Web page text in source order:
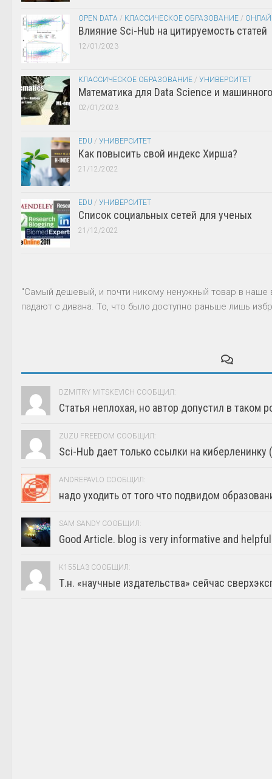
OPEN DATA / КЛАССИЧЕСКОЕ ОБРАЗОВАНИЕ /
Влияние Sci-Hub на цитируемость статей
12/01/2023
КЛАССИЧЕСКОЕ ОБРАЗОВАНИЕ / УНИВЕРСИТЕТ
Математика для Data Science и
02/01/2023
EDU / УНИВЕРСИТЕТ
Как повысить свой индекс Хирша?
21/12/2022
EDU / УНИВЕРСИТЕТ
Список социальных сетей для ученых
21/12/2022
"Самый дешевый, и почти никому ненужный товар в
падают с дивана. То, что было доступно раньше лишь
DZMITRY MITSKEVICH СООБЩИЛ:
Статья неплохая, но автор допустил в таком
ZUZU FREEDOM СООБЩИЛ:
Sci-Hub дает только ссылки на киберленинку
ANDREPAVLO СООБЩИЛ:
надо уходить от того что подвидом
SAM SANDY СООБЩИЛ:
Good Article. blog is very informative and helpful
K155LA3 СООБЩИЛ:
Т.н. «научные издательства» сейчас